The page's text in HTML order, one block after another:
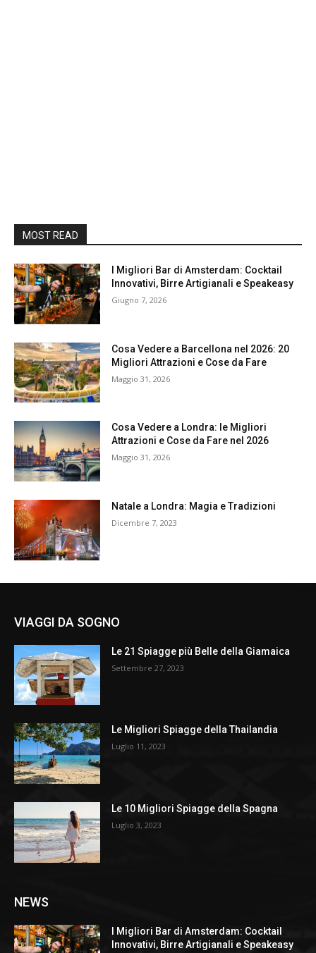
MOST READ
I Migliori Bar di Amsterdam: Cocktail
Innovativi, Birre Artigianali e Speakeasy
Giugno 7, 2026
Cosa Vedere a Barcellona nel 2026: 20
Migliori Attrazioni e Cose da Fare
Maggio 31, 2026
Cosa Vedere a Londra: le Migliori
Attrazioni e Cose da Fare nel 2026
Maggio 31, 2026
Natale a Londra: Magia e Tradizioni
Dicembre 7, 2023
VIAGGI DA SOGNO
Le 21 Spiagge più Belle della Giamaica
Settembre 27, 2023
Le Migliori Spiagge della Thailandia
Luglio 11, 2023
Le 10 Migliori Spiagge della Spagna
Luglio 3, 2023
NEWS
I Migliori Bar di Amsterdam: Cocktail
Innovativi, Birre Artigianali e Speakeasy